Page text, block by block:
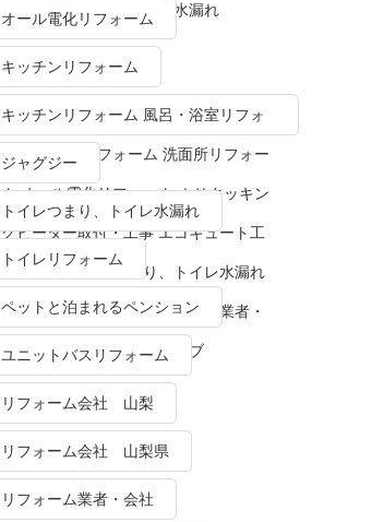
ト トイレつまり、トイレ水漏れ
オール電化リフォーム
キッチンリフォーム
キッチンリフォーム 風呂・浴室リフォ
ーム トイレリフォーム 洗面所リフォー
ム オール電化リフォーム ＩＨクッキン
グヒーター取付・工事 エコキュート工
事・販売 トイレつまり、トイレ水漏れ
水栓金具修理・交換 リフォーム業者・
会社 ＴＯＴＯリモデルクラブ
ジャグジー
トイレつまり、トイレ水漏れ
トイレリフォーム
ペットと泊まれるペンション
ユニットバスリフォーム
リフォーム会社 山梨
リフォーム会社 山梨県
リフォーム業者・会社